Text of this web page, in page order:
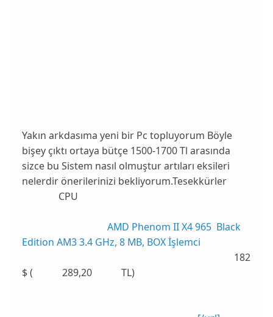
Yakın arkdasıma yeni bir Pc topluyorum Böyle
bişey çıktı ortaya bütçe 1500-1700 Tl arasında
sizce bu Sistem nasıl olmuştur artıları eksileri
nelerdir önerilerinizi bekliyorum.Tesekkürler
CPU
AMD Phenom II X4 965 Black
Edition AM3 3.4 GHz, 8 MB, BOX İşlemci
182
$ ( 289,20 TL)